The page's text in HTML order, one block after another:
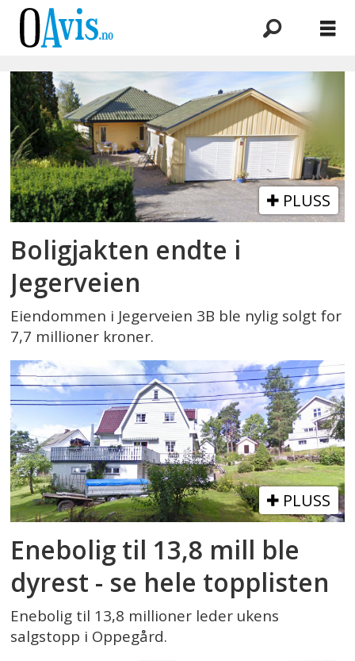
Emne:
eiendom
PLUSS
Boligjakten endte i
Jegerveien
Eiendommen i Jegerveien 3B ble nylig solgt for
7,7 millioner kroner.
PLUSS
Enebolig til 13,8 mill ble
dyrest - se hele topplisten
Enebolig til 13,8 millioner leder ukens
salgstopp i Oppegård.